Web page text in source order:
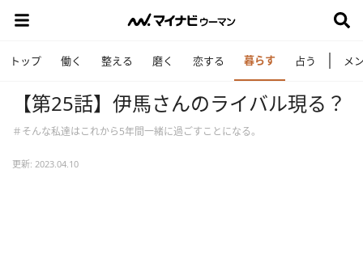
トップ 働く 整える 磨く 恋する 暮らす 占う メ
【第25話】伊馬さんのライバル現る？
＃そんな私達はこれから5年間一緒に過ごすことになる。
更新: 2023.04.10